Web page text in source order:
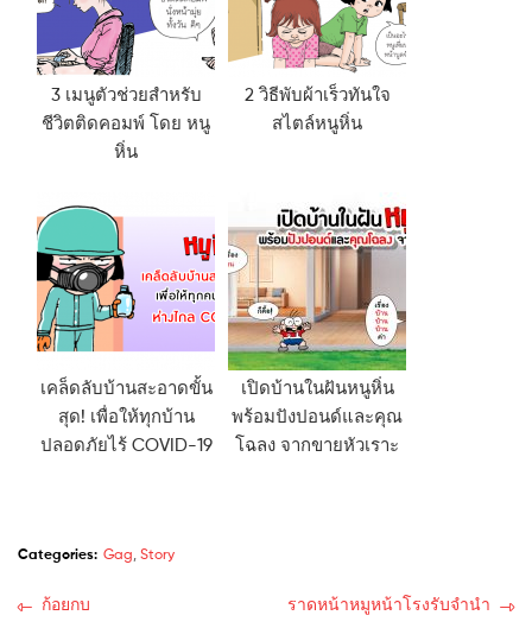
3 เมนูตัวช่วยสำหรับ
ชีวิตติดคอมพ์ โดย หนู
หิ่น
2 วิธีพับผ้าเร็วทันใจ
สไตล์หนูหิ่น
เคล็ดลับบ้านสะอาดขั้น
สุด! เพื่อให้ทุกบ้าน
ปลอดภัยไร้ COVID-19
เปิดบ้านในฝันหนูหิ่น
พร้อมปังปอนด์และคุณ
โฉลง จากขายหัวเราะ
Categories: Gag Story
ก้อยกบ ราดหน้าหมูหน้าโรงรับจำนำ